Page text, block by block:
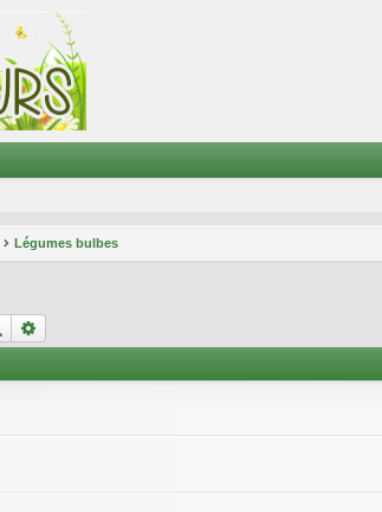
Légumes bulbes
Rechercher